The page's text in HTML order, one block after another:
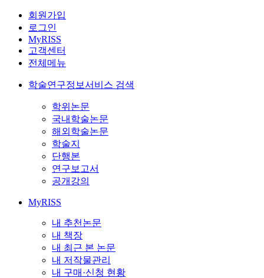
회원가입
로그인
MyRISS
고객센터
전체메뉴
학술연구정보서비스 검색
학위논문
국내학술논문
해외학술논문
학술지
단행본
연구보고서
공개강의
MyRISS
내 추천논문
내 책장
내 최근 본 논문
내 저작물관리
내 구매·신청 현황